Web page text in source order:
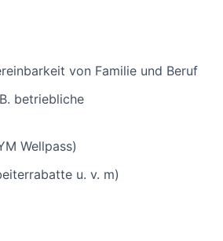
von Familie und Beruf
betriebliche
Wellpass)
u. v. m)